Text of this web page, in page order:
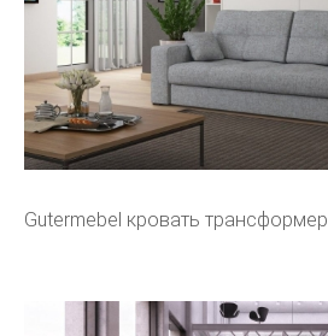
Gutermebel кровать трансформер